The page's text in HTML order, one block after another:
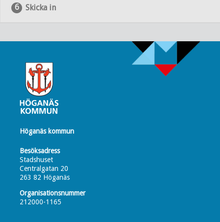
Skicka in
Höganäs kommun
Besöksadress
Stadshuset
Centralgatan 20
263 82 Höganäs
Organisationsnummer
212000-1165